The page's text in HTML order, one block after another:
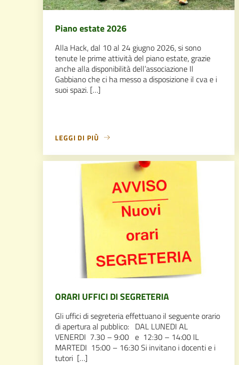
Piano estate 2026
Alla Hack, dal 10 al 24 giugno 2026, si sono
tenute le prime attività del piano estate, grazie
anche alla disponibilità dell’associazione Il
Gabbiano che ci ha messo a disposizione il cva e i
suoi spazi. […]
LEGGI DI PIÙ
ORARI UFFICI DI SEGRETERIA
Gli uffici di segreteria effettuano il seguente orario
di apertura al pubblico: DAL LUNEDI AL
VENERDI 7.30 – 9:00 e 12:30 – 14:00 IL
MARTEDI 15:00 – 16:30 Si invitano i docenti e i
tutori […]